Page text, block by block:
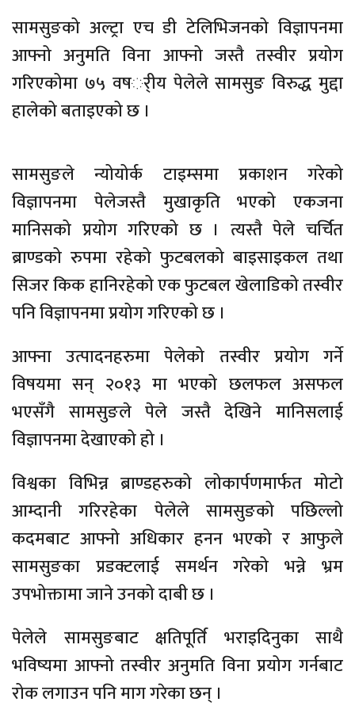
सामसुङको अल्ट्रा एच डी टेलिभिजनको विज्ञापनमा
आफ्नो अनुमति विना आफ्नो जस्तै तस्वीर प्रयोग
गरिएकोमा ७५ वषर्ीय पेलेले सामसुङ विरुद्ध मुद्दा
हालेको बताइएको छ ।
सामसुङले न्योयोर्क टाइम्समा प्रकाशन गरेको
विज्ञापनमा पेलेजस्तै मुखाकृति भएको एकजना
मानिसको प्रयोग गरिएको छ । त्यस्तै पेले चर्चित
ब्राण्डको रुपमा रहेको फुटबलको बाइसाइकल तथा
सिजर किक हानिरहेको एक फुटबल खेलाडिको तस्वीर
पनि विज्ञापनमा प्रयोग गरिएको छ ।
आफ्ना उत्पादनहरुमा पेलेको तस्वीर प्रयोग गर्ने
विषयमा सन् २०१३ मा भएको छलफल असफल
भएसँगै सामसुङले पेले जस्तै देखिने मानिसलाई
विज्ञापनमा देखाएको हो ।
विश्वका विभिन्न ब्राण्डहरुको लोकार्पणमार्फत मोटो
आम्दानी गरिरहेका पेलेले सामसुङको पछिल्लो
कदमबाट आफ्नो अधिकार हनन भएको र आफुले
सामसुङका प्रडक्टलाई समर्थन गरेको भन्ने भ्रम
उपभोक्तामा जाने उनको दाबी छ ।
पेलेले सामसुङबाट क्षतिपूर्ति भराइदिनुका साथै
भविष्यमा आफ्नो तस्वीर अनुमति विना प्रयोग गर्नबाट
रोक लगाउन पनि माग गरेका छन् ।